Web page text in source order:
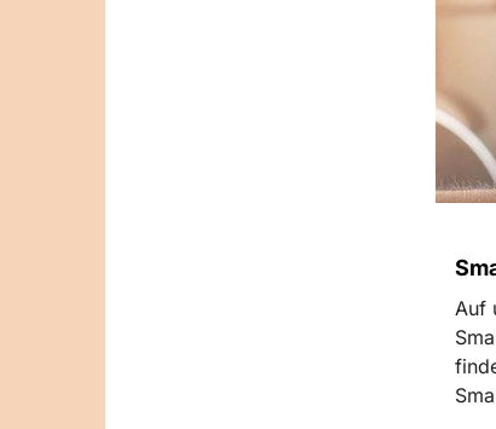
Auf